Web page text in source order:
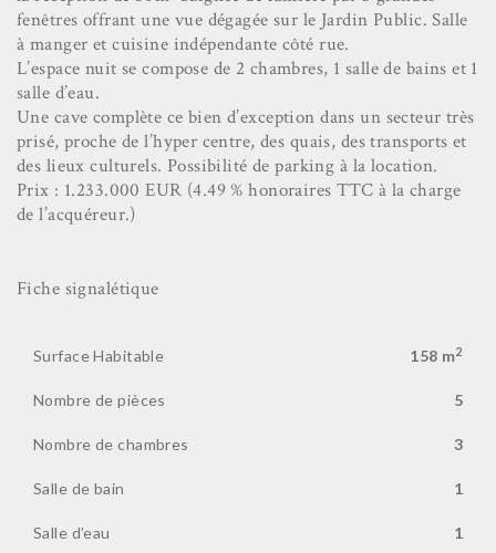
fenêtres offrant une vue dégagée sur le Jardin Public. Salle
à manger et cuisine indépendante côté rue.
L’espace nuit se compose de 2 chambres, 1 salle de bains et 1
salle d’eau.
Une cave complète ce bien d’exception dans un secteur très
prisé, proche de l’hyper centre, des quais, des transports et
des lieux culturels. Possibilité de parking à la location.
Prix : 1.233.000 EUR (4.49 % honoraires TTC à la charge
de l’acquéreur.)
Fiche signalétique
Surface Habitable 158 m2
Nombre de pièces 5
Nombre de chambres 3
Salle de bain 1
Salle d’eau 1